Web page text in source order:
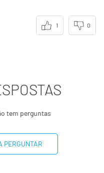
1 0
tem perguntas
PERGUNTAR